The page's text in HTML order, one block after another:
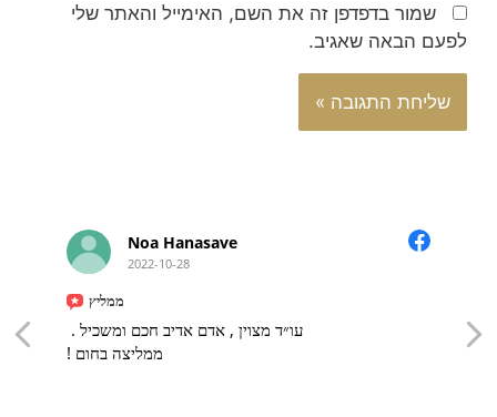
שמור בדפדפן זה את השם, האימייל והאתר שלי
לפעם הבאה שאגיב.
Noa Hanasave
2022-10-28
ממליץ
עו״ד מצוין , אדם אדיב חכם ומשכיל .
ממליצה בחום !